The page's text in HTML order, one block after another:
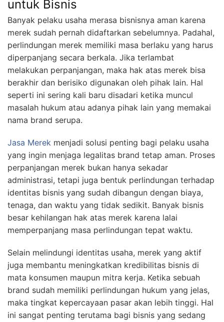
untuk Bisnis
Banyak pelaku usaha merasa bisnisnya aman karena
merek sudah pernah didaftarkan sebelumnya. Padahal,
perlindungan merek memiliki masa berlaku yang harus
diperpanjang secara berkala. Jika terlambat
melakukan perpanjangan, maka hak atas merek bisa
berakhir dan berisiko digunakan oleh pihak lain. Hal
seperti ini sering kali baru disadari ketika muncul
masalah hukum atau adanya pihak lain yang memakai
nama brand serupa.
Jasa Merek menjadi solusi penting bagi pelaku usaha
yang ingin menjaga legalitas brand tetap aman. Proses
perpanjangan merek bukan hanya sekadar
administrasi, tetapi juga bentuk perlindungan terhadap
identitas bisnis yang sudah dibangun dengan biaya,
tenaga, dan waktu yang tidak sedikit. Banyak bisnis
besar kehilangan hak atas merek karena lalai
memperpanjang masa perlindungan tepat waktu.
Selain melindungi identitas usaha, merek yang aktif
juga membantu meningkatkan kredibilitas bisnis di
mata konsumen maupun mitra kerja. Ketika sebuah
brand sudah memiliki perlindungan hukum yang jelas,
maka tingkat kepercayaan pasar akan lebih tinggi. Hal
ini sangat penting terutama bagi bisnis yang sedang